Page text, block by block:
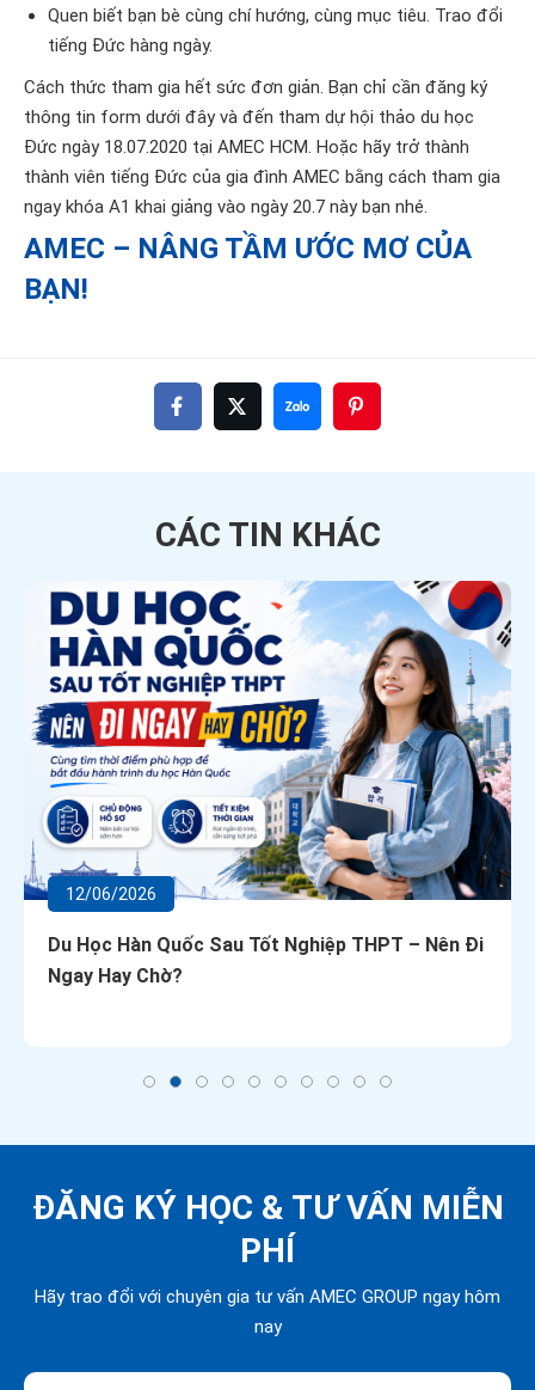
Quen biết bạn bè cùng chí hướng, cùng mục tiêu. Trao đổi
tiếng Đức hàng ngày.
Cách thức tham gia hết sức đơn giản. Bạn chỉ cần đăng ký
thông tin form dưới đây và đến tham dự hội thảo du học
Đức ngày 18.07.2020 tại AMEC HCM. Hoặc hãy trở thành
thành viên tiếng Đức của gia đình AMEC bằng cách tham gia
ngay khóa A1 khai giảng vào ngày 20.7 này bạn nhé.
AMEC – NÂNG TẦM ƯỚC MƠ CỦA
BẠN!
CÁC TIN KHÁC
12/06/2026
Du Học Hàn Quốc Sau Tốt Nghiệp THPT – Nên Đi
Ngay Hay Chờ?
ĐĂNG KÝ HỌC & TƯ VẤN MIỄN
PHÍ
Hãy trao đổi với chuyên gia tư vấn AMEC GROUP ngay hôm
nay